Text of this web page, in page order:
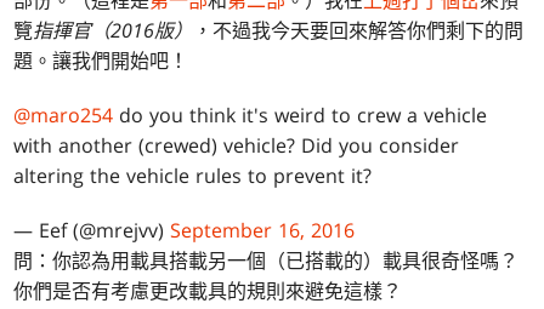
覽指揮官（2016版）
，不過我今天要回來解答你們剩下的問
題。讓我們開始吧！
@maro254 do you think it's weird to crew a vehicle
with another (crewed) vehicle? Did you consider
altering the vehicle rules to prevent it?
— Eef (@mrejvv)September 16, 2016
問：你認為用載具搭載另一個（已搭載的）載具很奇怪嗎？
你們是否有考慮更改載具的規則來避免這樣？